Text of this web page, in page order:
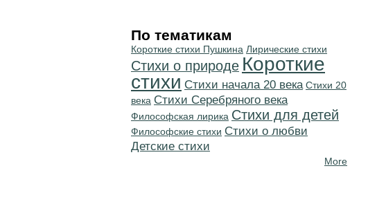
По тематикам
Короткие стихи Пушкина Лирические стихи
Стихи о природе Короткие
стихи Cтихи начала 20 века Стихи 20
века Cтихи Серебряного века
Философская лирика Стихи для детей
Философские стихи Стихи о любви
Детские стихи
More